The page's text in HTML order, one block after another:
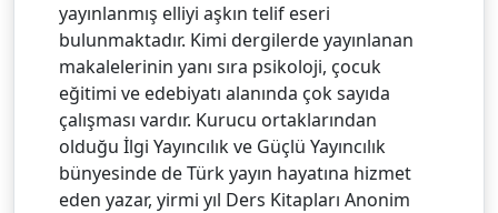
yayınlanmış elliyi aşkın telif eseri
bulunmaktadır. Kimi dergilerde yayınlanan
makalelerinin yanı sıra psikoloji, çocuk
eğitimi ve edebiyatı alanında çok sayıda
çalışması vardır. Kurucu ortaklarından
olduğu İlgi Yayıncılık ve Güçlü Yayıncılık
bünyesinde de Türk yayın hayatına hizmet
eden yazar, yirmi yıl Ders Kitapları Anonim